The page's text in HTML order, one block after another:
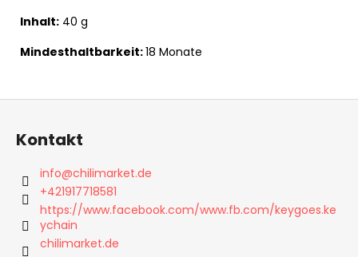
Inhalt: 40 g
Mindesthaltbarkeit:18 Monate
F
Kontakt
info@chilimarket.de
+421917718581
https://www.facebook.com/www.fb.com/keygoes.ke
ychain
chilimarket.de